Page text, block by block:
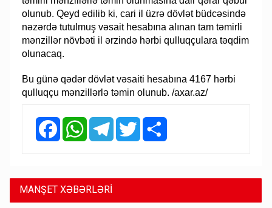
olunub. Qeyd edilib ki, cari il üzrə dövlət büdcəsində
nəzərdə tutulmuş vəsait hesabına alınan tam təmirli
mənzillər növbəti il ərzində hərbi qulluqçulara təqdim
olunacaq.
Bu günə qədər dövlət vəsaiti hesabına 4167 hərbi
qulluqçu mənzillərlə təmin olunub. /axar.az/
FacebookWhatsAppTelegramTwitter
MANŞET XƏBƏRLƏRİ